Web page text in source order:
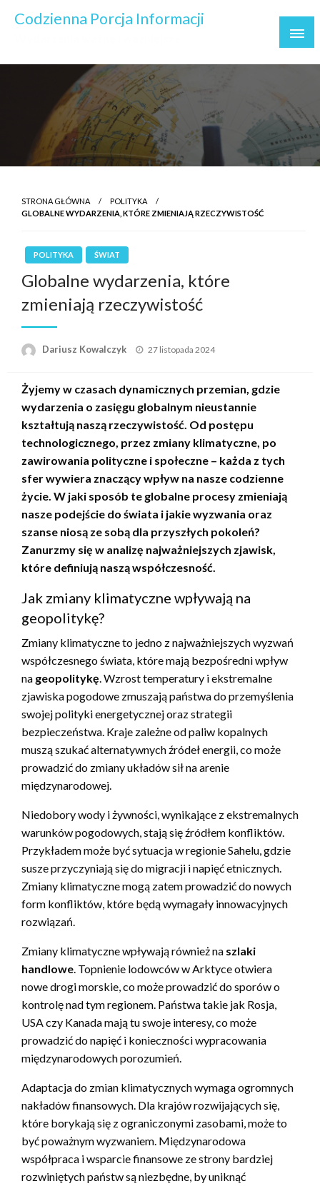
Codzienna Porcja Informacji
STRONA GŁÓWNA
POLITYKA
GLOBALNE WYDARZENIA, KTÓRE ZMIENIAJĄ RZECZYWISTOŚĆ
POLITYKA ŚWIAT
Globalne wydarzenia, które
zmieniają rzeczywistość
Dariusz Kowalczyk
Opublikowane
27 listopada 2024
Żyjemy w czasach dynamicznych przemian, gdzie
wydarzenia o zasięgu globalnym nieustannie
kształtują naszą rzeczywistość. Od postępu
technologicznego, przez zmiany klimatyczne, po
zawirowania polityczne i społeczne – każda z tych
sfer wywiera znaczący wpływ na nasze codzienne
życie. W jaki sposób te globalne procesy zmieniają
nasze podejście do świata i jakie wyzwania oraz
szanse niosą ze sobą dla przyszłych pokoleń?
Zanurzmy się w analizę najważniejszych zjawisk,
które definiują naszą współczesność.
Jak zmiany klimatyczne wpływają na
geopolitykę?
Zmiany klimatyczne to jedno z najważniejszych wyzwań
współczesnego świata, które mają bezpośredni wpływ
na geopolitykę. Wzrost temperatury i ekstremalne
zjawiska pogodowe zmuszają państwa do przemyślenia
swojej polityki energetycznej oraz strategii
bezpieczeństwa. Kraje zależne od paliw kopalnych
muszą szukać alternatywnych źródeł energii, co może
prowadzić do zmiany układów sił na arenie
międzynarodowej.
Niedobory wody i żywności, wynikające z ekstremalnych
warunków pogodowych, stają się źródłem konfliktów.
Przykładem może być sytuacja w regionie Sahelu, gdzie
susze przyczyniają się do migracji i napięć etnicznych.
Zmiany klimatyczne mogą zatem prowadzić do nowych
form konfliktów, które będą wymagały innowacyjnych
rozwiązań.
Zmiany klimatyczne wpływają również na szlaki
handlowe. Topnienie lodowców w Arktyce otwiera
nowe drogi morskie, co może prowadzić do sporów o
kontrolę nad tym regionem. Państwa takie jak Rosja,
USA czy Kanada mają tu swoje interesy, co może
prowadzić do napięć i konieczności wypracowania
międzynarodowych porozumień.
Adaptacja do zmian klimatycznych wymaga ogromnych
nakładów finansowych. Dla krajów rozwijających się,
które borykają się z ograniczonymi zasobami, może to
być poważnym wyzwaniem. Międzynarodowa
współpraca i wsparcie finansowe ze strony bardziej
rozwiniętych państw są niezbędne, by uniknąć